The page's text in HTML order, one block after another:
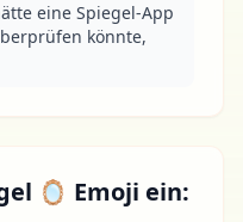
eine Spiegel-App
könnte,
🪞 Emoji ein: